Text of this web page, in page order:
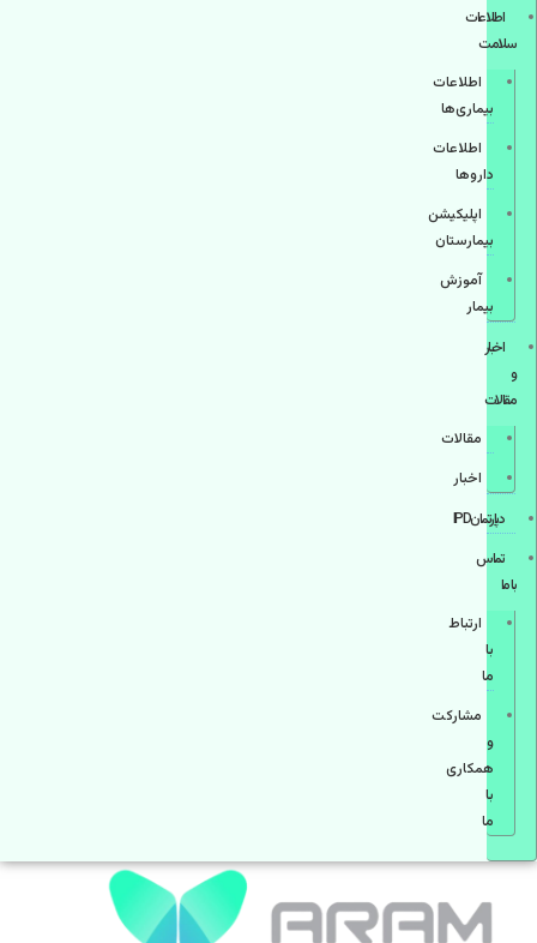
اطلاعات
سلامت
اطلاعات
بیماری‌ها
اطلاعات
دارو‌ها
اپليكيشن
بيمارستان
آموزش
بیمار
اخبار
و
مقالات
مقالات
اخبار
دپارتمانIPD
تماس
با ما
ارتباط
با
ما
مشاركت
و
همكاری
با
ما